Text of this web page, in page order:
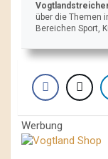
über die Themen
Bereichen Sport,
Werbung